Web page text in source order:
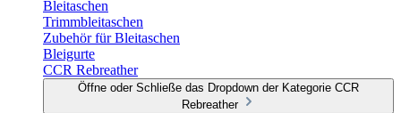
Bleitaschen
Trimmbleitaschen
Zubehör für Bleitaschen
Bleigurte
CCR Rebreather
Öffne oder Schließe das Dropdown der Kategorie CCR
Rebreather